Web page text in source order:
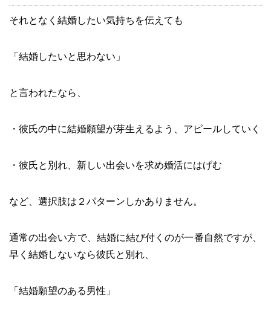
それとなく結婚したい気持ちを伝えても
「結婚したいと思わない」
と言われたなら、
・彼氏の中に結婚願望が芽生えるよう、アピールしていく
・彼氏と別れ、新しい出会いを求め婚活にはげむ
など、選択肢は２パターンしかありません。
通常の出会い方で、結婚に結び付くのが一番自然ですが、
早く結婚しないなら彼氏と別れ、
「結婚願望のある男性」